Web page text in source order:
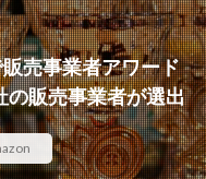
売事業者アワード
の販売事業者が選出